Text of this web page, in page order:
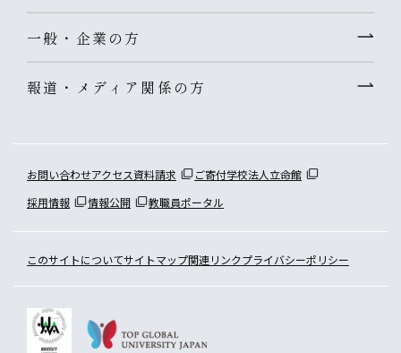
一般・企業の方
報道・メディア関係の方
お問い合わせアクセス資料請求 ご寄付学校法人立命館
採用情報
情報公開 教職員ポータル
このサイトについてサイトマップ関連リンクプライバシーポリシー